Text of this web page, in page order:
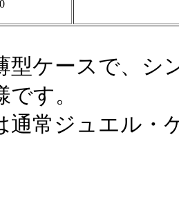
型ケースで、シ
す。
通常ジュエル・